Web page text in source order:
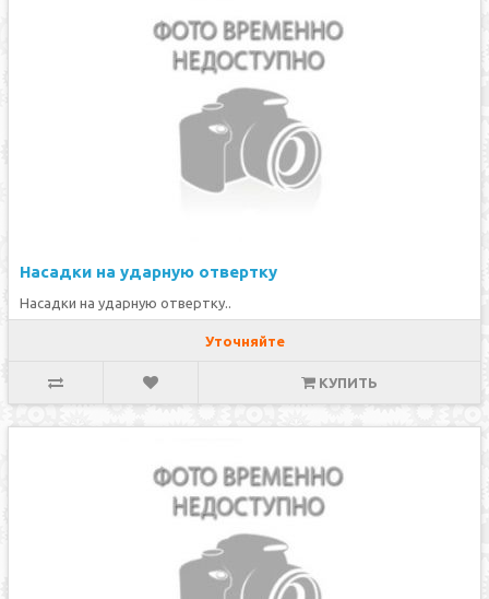
Насадки на ударную отвертку
Насадки на ударную отвертку..
Уточняйте
КУПИТЬ